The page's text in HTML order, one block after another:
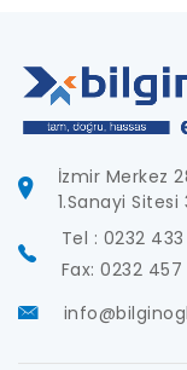
İzmir Merkez
1.Sanayi Sitesi
Tel : 0232
Fax: 0232